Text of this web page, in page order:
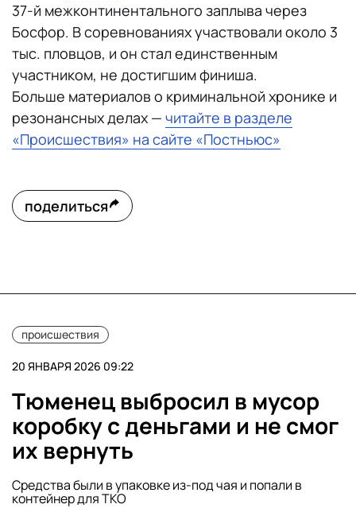
37-й межконтинентального заплыва через
Босфор. В соревнованиях участвовали около 3
тыс. пловцов, и он стал единственным
участником, не достигшим финиша.
Больше материалов о криминальной хронике и
резонансных делах — читайте в разделе
«Происшествия» на сайте «Постньюс»
поделиться
происшествия
20 ЯНВАРЯ 2026 09:22
Тюменец выбросил в мусор
коробку с деньгами и не смог
их вернуть
Средства были в упаковке из-под чая и попали в
контейнер для ТКО